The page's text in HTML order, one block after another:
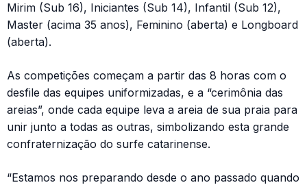
Mirim (Sub 16), Iniciantes (Sub 14), Infantil (Sub 12),
Master (acima 35 anos), Feminino (aberta) e Longboard
(aberta).
As competições começam a partir das 8 horas com o
desfile das equipes uniformizadas, e a “cerimônia das
areias”, onde cada equipe leva a areia de sua praia para
unir junto a todas as outras, simbolizando esta grande
confraternização do surfe catarinense.
“Estamos nos preparando desde o ano passado quando